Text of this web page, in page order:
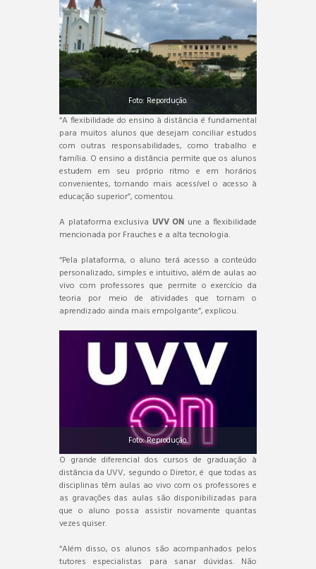
Foto: Repordução.
“A flexibilidade do ensino à distância é fundamental
para muitos alunos que desejam conciliar estudos
com outras responsabilidades, como trabalho e
família. O ensino a distância permite que os alunos
estudem em seu próprio ritmo e em horários
convenientes, tornando mais acessível o acesso à
educação superior”, comentou.
A plataforma exclusiva UVV ON une a flexibilidade
mencionada por Frauches e a alta tecnologia.
“Pela plataforma, o aluno terá acesso a conteúdo
personalizado, simples e intuitivo, além de aulas ao
vivo com professores que permite o exercício da
teoria por meio de atividades que tornam o
aprendizado ainda mais empolgante”, explicou.
Foto: Reprodução.
O grande diferencial dos cursos de graduação à
distância da UVV, segundo o Diretor, é que todas as
disciplinas têm aulas ao vivo com os professores e
as gravações das aulas são disponibilizadas para
que o aluno possa assistir novamente quantas
vezes quiser.
“Além disso, os alunos são acompanhados pelos
tutores especialistas para sanar dúvidas. Não